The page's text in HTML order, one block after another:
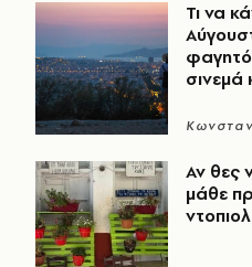
Τι να
φαγητό
σινεμά
Αν θες
μάθε